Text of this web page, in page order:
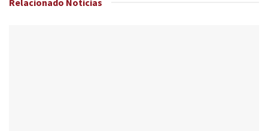
Relacionado Noticias